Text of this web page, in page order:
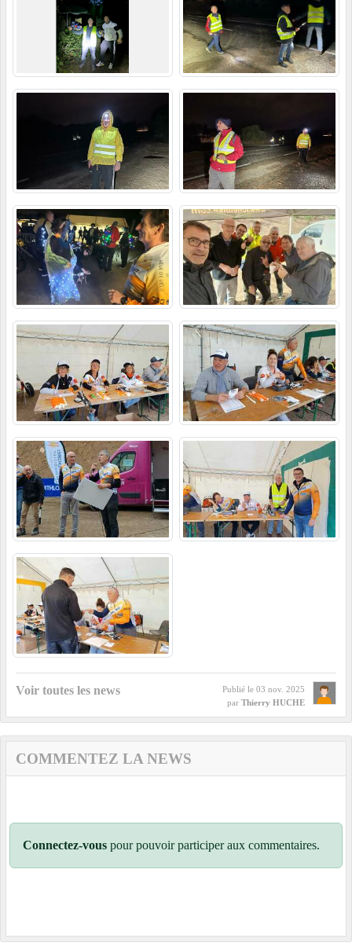
Voir toutes les news Publié le 03 nov. 2025
par Thierry HUCHE
COMMENTEZ LA NEWS
Connectez-vous pour pouvoir participer aux commentaires.